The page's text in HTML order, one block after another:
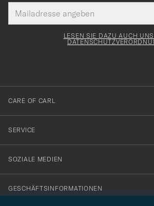
Mail
Adresse
Tack
för
dig
till
vårt
nyhetsbrev!
LESEN SIE DAZU AUCH
CARE OF CARL
SERVICE
SOZIALE MEDIEN
GESCHÄFTSINFORMATIONEN